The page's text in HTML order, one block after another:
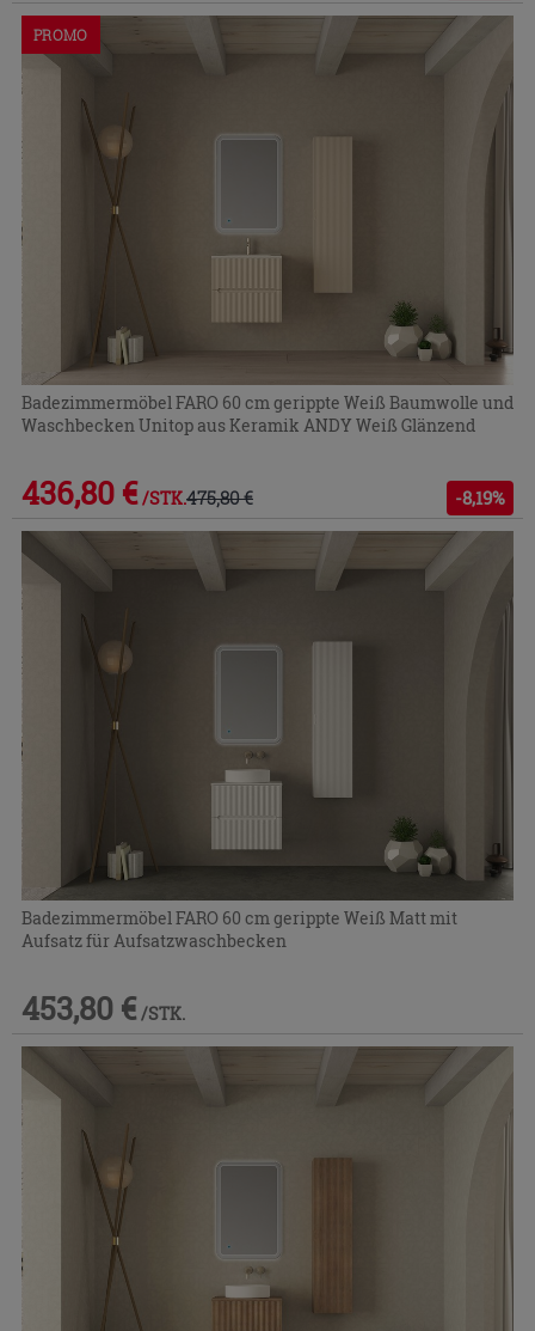
PROMO
Badezimmermöbel FARO 60 cm gerippte Weiß Baumwolle und
Waschbecken Unitop aus Keramik ANDY Weiß Glänzend
436,80 € /STK.475,80 € -8,19%
Badezimmermöbel FARO 60 cm gerippte Weiß Matt mit
Aufsatz für Aufsatzwaschbecken
453,80 € /STK.